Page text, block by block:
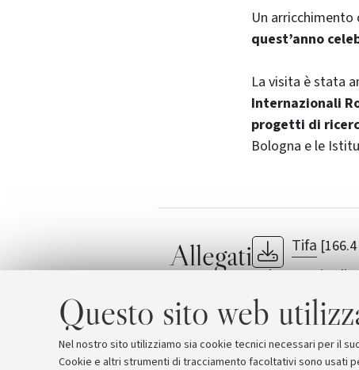
Questo sito web
Nel nostro sito utilizziamo sia cookie tecnici necessari per il
Cookie e altri strumenti di tracciamento facoltativi sono usati
Un arricchimento
quest’anno
La visita è stata
Internazionali
progetti di
Bologna e le
Allegati Tifa
Laboratorio di
forense